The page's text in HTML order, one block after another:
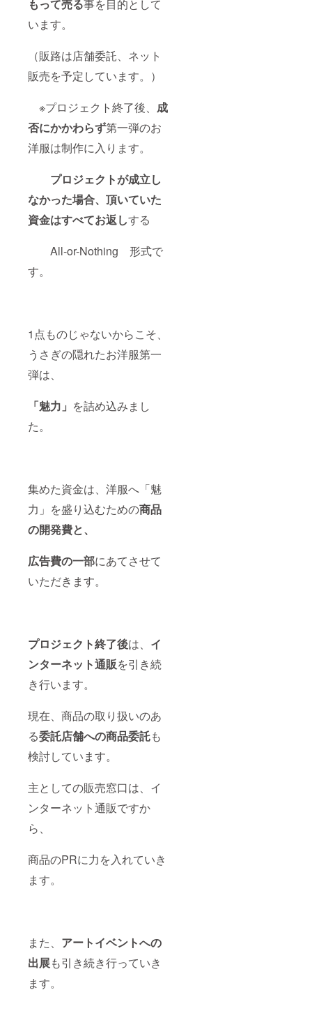
もって売る事を目的として
います。
（販路は店舗委託、ネット
販売を予定しています。）
※プロジェクト終了後、 成
否にかかわらず第一弾のお
洋服は制作に入ります。
プロジェクトが成立し
なかった場合、頂いていた
資金はすべてお返しする
All-or-Nothing 形式で
す。
1点ものじゃないからこそ、
うさぎの隠れたお洋服第一
弾は、
「魅力」 を詰め込みまし
た。
集めた資金は、洋服へ「魅
力」を盛り込むための商品
の開発費と、
広告費の一部にあてさせて
いただきます。
プロジェクト終了後は、 イ
ンターネット通販を引き続
き行います。
現在、商品の取り扱いのあ
る委託店舗への商品委託も
検討しています。
主としての販売窓口は、イ
ンターネット通販ですか
ら、
商品のPRに力を入れていき
ます。
また、 アートイベントへの
出展も引き続き行っていき
ます。